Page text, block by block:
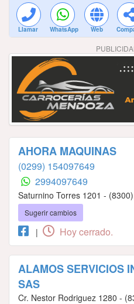
Llamar WhatsApp Web
AHORA MAQUINAS
(0299) 154097649
2994097649
Saturnino Torres 1201 -
Sugerir cambios
| Hoy cerrado.
ALAMOS SERVICIOS
SAS
Cr. Nestor Rodriguez 1280 -